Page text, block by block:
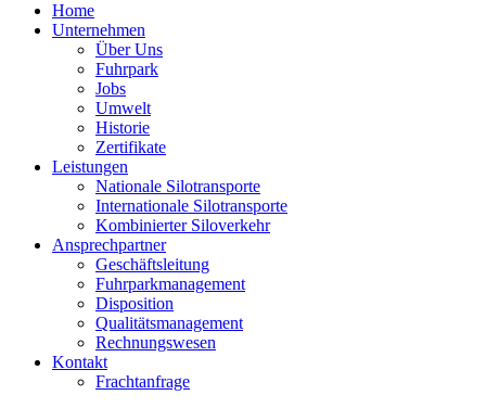
Home
Unternehmen
Über Uns
Fuhrpark
Jobs
Umwelt
Historie
Zertifikate
Leistungen
Nationale Silotransporte
Internationale Silotransporte
Kombinierter Siloverkehr
Ansprechpartner
Geschäftsleitung
Fuhrparkmanagement
Disposition
Qualitätsmanagement
Rechnungswesen
Kontakt
Frachtanfrage